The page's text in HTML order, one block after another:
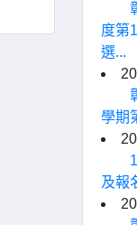
度第
選...
學期
及報